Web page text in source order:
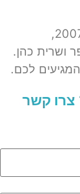
ושרית כהן.
המגיעים לכם.
צרו קשר